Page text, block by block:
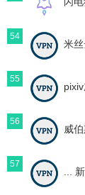
54
米
55
56
威
57
...